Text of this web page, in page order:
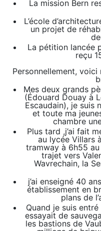
La mission Bern
L’école
un projet de
La pétition lancée
reçu
Personnellement,
Mes deux grands
(Édouard Douay à
Escaudain), je suis
et toute ma
chambre
Plus tard ,j’ai fait
au lycée Villars
tramway à 6h55
trajet vers
Wavrechain, la
j’ai enseigné 40
établissement en
plans de
Quand je suis
essayait de
les bastions de